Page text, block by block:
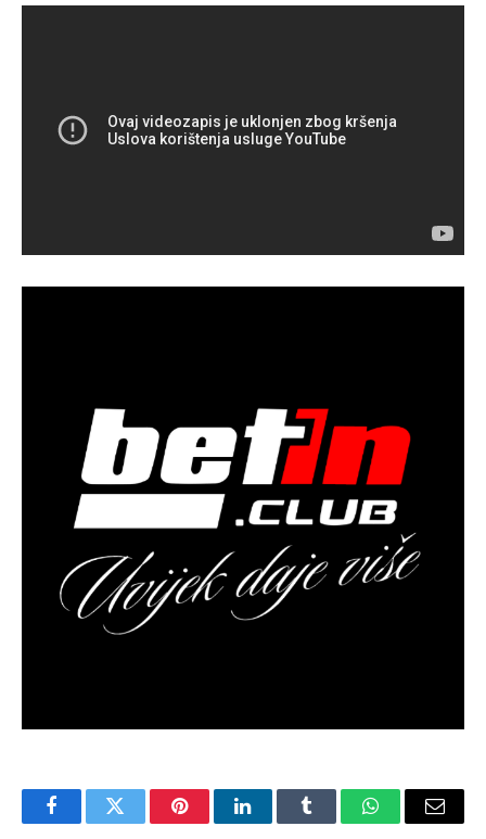
FacebookTwitter PinterestLinkedInTumblr WhatsAppEmail